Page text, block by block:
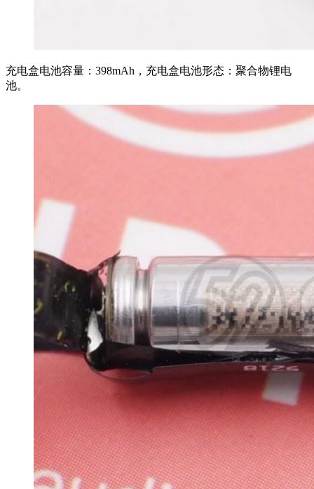
充电盒电池容量：398mAh，充电盒电池形态：聚合物锂电
池。